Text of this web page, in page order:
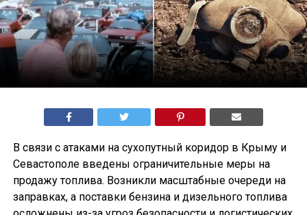
В связи с атаками на сухопутный коридор в Крыму и
Севастополе введены ограничительные меры на
продажу топлива. Возникли масштабные очереди на
заправках, а поставки бензина и дизельного топлива